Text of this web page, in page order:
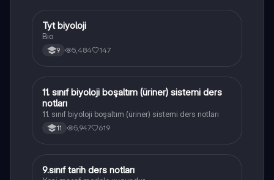
Biyoloji
Tyt biyoloji
Bio
9 5,484 147
Biyoloji
11. sınıf biyoloji boşaltım (üriner) sistemi ders
notları
11. sınıf biyoloji boşaltım (üriner) sistemi ders notları
11 5,947 619
Tarih
9.sınıf tarih ders notları